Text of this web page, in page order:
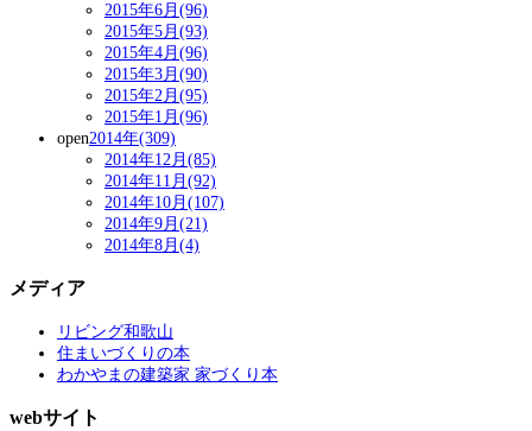
2015年6月(96)
2015年5月(93)
2015年4月(96)
2015年3月(90)
2015年2月(95)
2015年1月(96)
open2014年(309)
2014年12月(85)
2014年11月(92)
2014年10月(107)
2014年9月(21)
2014年8月(4)
メディア
リビング和歌山
住まいづくりの本
わかやまの建築家 家づくり本
webサイト